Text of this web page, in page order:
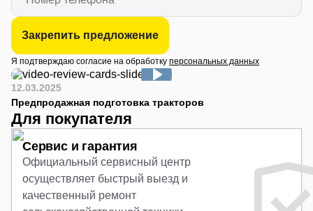
Закрепить предложение
Я подтверждаю согласие на обработку персональных данных
12.03.2025
Предпродажная подготовка тракторов
Для покупателя
Сервис и гарантия
Официальный сервисный центр
осуществляет быстрый выезд и
качественный ремонт